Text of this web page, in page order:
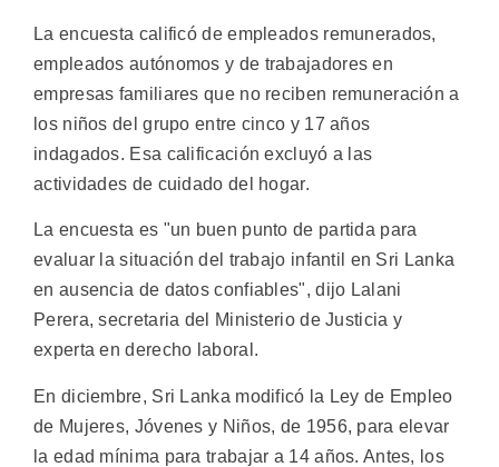
La encuesta calificó de empleados remunerados,
empleados autónomos y de trabajadores en
empresas familiares que no reciben remuneración a
los niños del grupo entre cinco y 17 años
indagados. Esa calificación excluyó a las
actividades de cuidado del hogar.
La encuesta es "un buen punto de partida para
evaluar la situación del trabajo infantil en Sri Lanka
en ausencia de datos confiables", dijo Lalani
Perera, secretaria del Ministerio de Justicia y
experta en derecho laboral.
En diciembre, Sri Lanka modificó la Ley de Empleo
de Mujeres, Jóvenes y Niños, de 1956, para elevar
la edad mínima para trabajar a 14 años. Antes, los